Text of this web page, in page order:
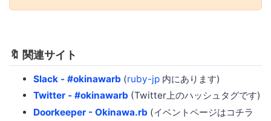
🔖 関連サイト
Slack - #okinawarb (ruby-jp 内にあります)
Twitter - #okinawarb (Twitter上のハッシュタグです)
Doorkeeper - Okinawa.rb (イベントページはコチラ